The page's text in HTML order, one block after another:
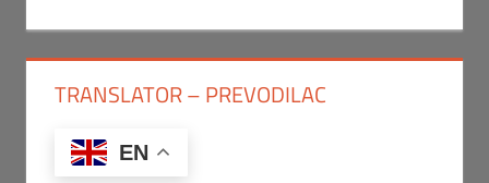
TRANSLATOR – PREVODILAC
EN